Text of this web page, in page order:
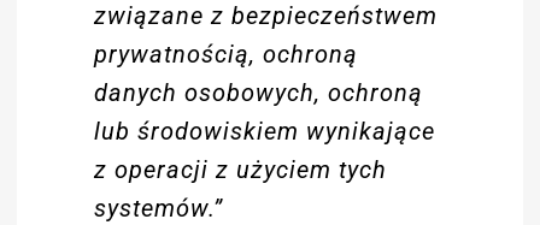
związane z bezpieczeństwem
prywatnością, ochroną
danych osobowych, ochroną
lub środowiskiem wynikające
z operacji z użyciem tych
systemów.”